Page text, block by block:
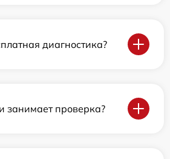
диагностика?
занимает проверка?